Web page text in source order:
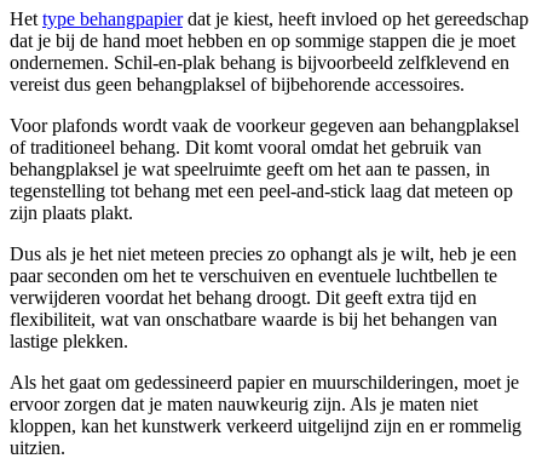
Het type behangpapierdat je kiest, heeft invloed op het gereedschap
dat je bij de hand moet hebben en op sommige stappen die je moet
ondernemen. Schil-en-plak behang is bijvoorbeeld zelfklevend en
vereist dus geen behangplaksel of bijbehorende accessoires.
Voor plafonds wordt vaak de voorkeur gegeven aan behangplaksel
of traditioneel behang. Dit komt vooral omdat het gebruik van
behangplaksel je wat speelruimte geeft om het aan te passen, in
tegenstelling tot behang met een peel-and-stick laag dat meteen op
zijn plaats plakt.
Dus als je het niet meteen precies zo ophangt als je wilt, heb je een
paar seconden om het te verschuiven en eventuele luchtbellen te
verwijderen voordat het behang droogt. Dit geeft extra tijd en
flexibiliteit, wat van onschatbare waarde is bij het behangen van
lastige plekken.
Als het gaat om gedessineerd papier en muurschilderingen, moet je
ervoor zorgen dat je maten nauwkeurig zijn. Als je maten niet
kloppen, kan het kunstwerk verkeerd uitgelijnd zijn en er rommelig
uitzien.